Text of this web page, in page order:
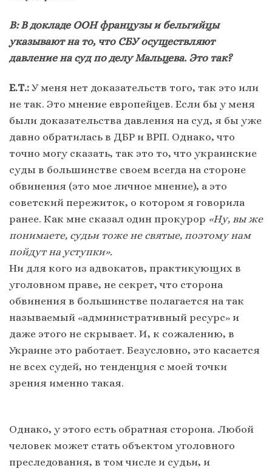
В: В докладе ООН французы и бельгийцы
указывают на то, что СБУ осуществляют
давление на суд по делу Мальцева. Это так?
Е.Т.: У меня нет доказательств того, так это или
не так. Это мнение европейцев. Если бы у меня
были доказательства давления на суд, я бы уже
давно обратилась в ДБР и ВРП. Однако, что
точно могу сказать, так это то, что украинские
суды в большинстве своем всегда на стороне
обвинения (это мое личное мнение), а это
советский пережиток, о котором я говорила
ранее. Как мне сказал один прокурор «Ну, вы же
понимаете, судьи тоже не святые, поэтому нам
пойдут на уступки».
Ни для кого из адвокатов, практикующих в
уголовном праве, не секрет, что сторона
обвинения в большинстве полагается на так
называемый «административный ресурс» и
даже этого не скрывает. И, к сожалению, в
Украине это работает. Безусловно, это касается
не всех судей, но тенденция с моей точки
зрения именно такая.
Однако, у этого есть обратная сторона. Любой
человек может стать объектом уголовного
преследования, в том числе и судьи, и